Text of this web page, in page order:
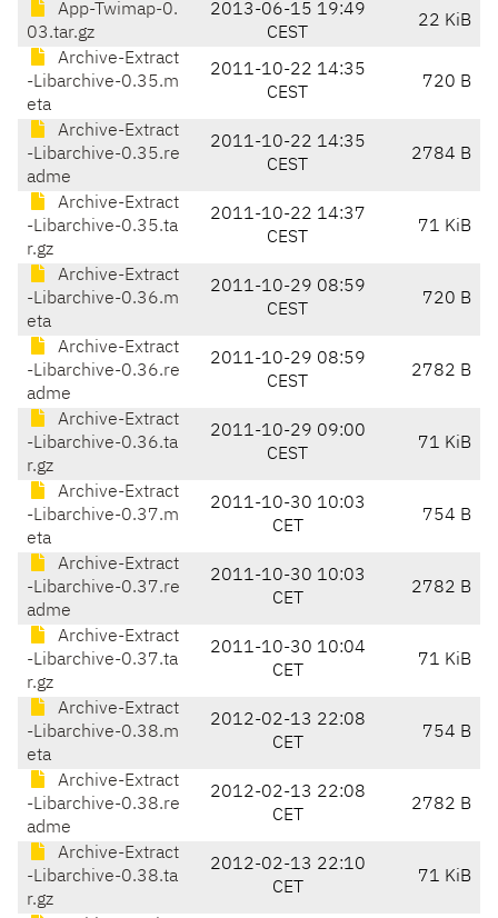
App-Twimap-0.
03.tar.gz
2013-06-15 19:49
CEST
22 KiB
Archive-Extract
-Libarchive-0.35.m
eta
2011-10-22 14:35
CEST
720 B
Archive-Extract
-Libarchive-0.35.re
adme
2011-10-22 14:35
CEST
2784 B
Archive-Extract
-Libarchive-0.35.ta
r.gz
2011-10-22 14:37
CEST
71 KiB
Archive-Extract
-Libarchive-0.36.m
eta
2011-10-29 08:59
CEST
720 B
Archive-Extract
-Libarchive-0.36.re
adme
2011-10-29 08:59
CEST
2782 B
Archive-Extract
-Libarchive-0.36.ta
r.gz
2011-10-29 09:00
CEST
71 KiB
Archive-Extract
-Libarchive-0.37.m
eta
2011-10-30 10:03
CET
754 B
Archive-Extract
-Libarchive-0.37.re
adme
2011-10-30 10:03
CET
2782 B
Archive-Extract
-Libarchive-0.37.ta
r.gz
2011-10-30 10:04
CET
71 KiB
Archive-Extract
-Libarchive-0.38.m
eta
2012-02-13 22:08
CET
754 B
Archive-Extract
-Libarchive-0.38.re
adme
2012-02-13 22:08
CET
2782 B
Archive-Extract
-Libarchive-0.38.ta
r.gz
2012-02-13 22:10
CET
71 KiB